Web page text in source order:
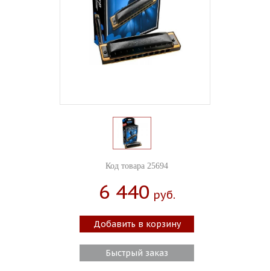
Код товара 25694
6 440 Руб.
Добавить в корзину
Быстрый заказ